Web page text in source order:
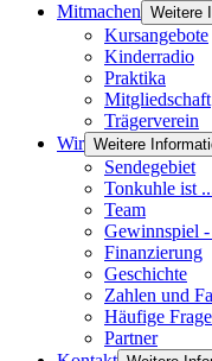
Mitmachen Weitere
Kursangebote
Kinderradio
Praktika
Mitgliedschaft
Trägerverein
Wir Weitere
Sendegebiet
Tonkuhle ist
Team
Gewinnspiel
Finanzierung
Geschichte
Zahlen und
Häufige
Partner